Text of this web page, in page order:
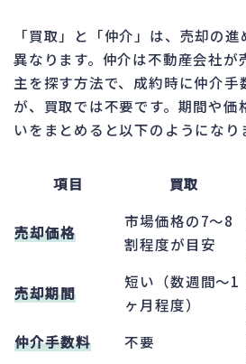
「買取」と「仲介」は、売却の
異なります。仲介は不動産会社が
主を探す方法で、成約時に仲介手
が、買取では不要です。期間や価
いをまとめると以下のようになり
項目 買取
売却価格
市場価格の7〜8
割程度が目安
売却期間
短い（数週間〜1
ヶ月程度）
仲介手数料
不要